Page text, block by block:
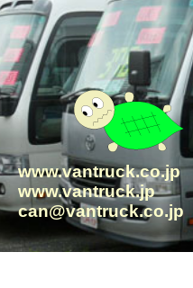
www.vantruck.co.jp
www.vantruck.jp
can@vantruck.co.jp